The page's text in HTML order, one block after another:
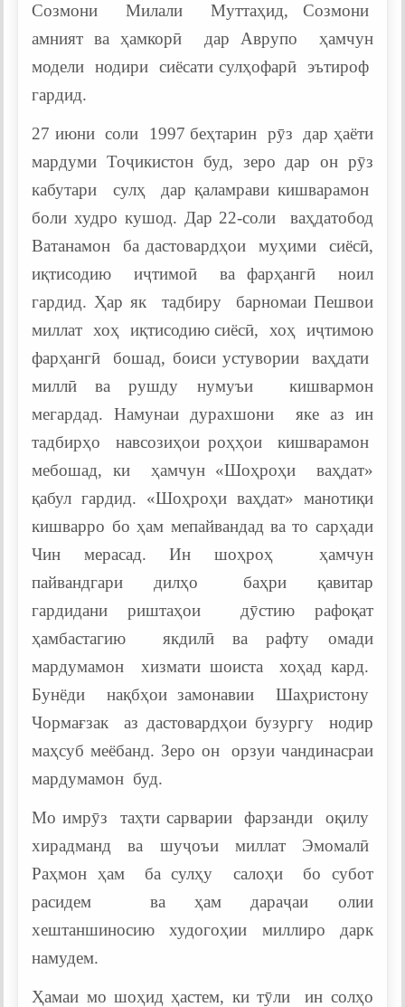
Созмони Милали Муттаҳид, Созмони
амният ва ҳамкорӣ дар Аврупо ҳамчун
модели нодири сиёсати сулҳофарӣ эътироф
гардид.
27 июни соли 1997 беҳтарин рӯз дар ҳаёти
мардуми Тоҷикистон буд, зеро дар он рӯз
кабутари сулҳ дар қаламрави кишварамон
боли худро кушод. Дар 22-соли ваҳдатобод
Ватанамон ба дастовардҳои муҳими сиёсӣ,
иқтисодию иҷтимоӣ ва фарҳангӣ ноил
гардид. Ҳар як тадбиру барномаи Пешвои
миллат хоҳ иқтисодию сиёсӣ, хоҳ иҷтимою
фарҳангӣ бошад, боиси устувории ваҳдати
миллӣ ва рушду нумуъи кишвармон
мегардад. Намунаи дурахшони яке аз ин
тадбирҳо навсозиҳои роҳҳои кишварамон
мебошад, ки ҳамчун «Шоҳроҳи ваҳдат»
қабул гардид. «Шоҳроҳи ваҳдат» манотиқи
кишварро бо ҳам мепайвандад ва то сарҳади
Чин мерасад. Ин шоҳроҳ ҳамчун
пайвандгари дилҳо баҳри қавитар
гардидани риштаҳои дӯстию рафоқат
ҳамбастагию якдилӣ ва рафту омади
мардумамон хизмати шоиста хоҳад кард.
Бунёди нақбҳои замонавии Шаҳристону
Чормағзак аз дастовардҳои бузургу нодир
маҳсуб меёбанд. Зеро он орзуи чандинасраи
мардумамон буд.
Мо имрӯз таҳти сарварии фарзанди оқилу
хирадманд ва шуҷоъи миллат Эмомалӣ
Раҳмон ҳам ба сулҳу салоҳи бо субот
расидем ва ҳам дараҷаи олии
хештаншиносию худогоҳии миллиро дарк
намудем.
Ҳамаи мо шоҳид ҳастем, ки тӯли ин солҳо